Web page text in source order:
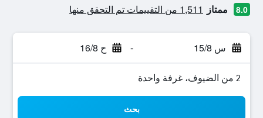
8.0 ممتاز 1,511 من التقييمات تم التحقق منها
س 15/8 - ح 16/8
2 من الضيوف، غرفة واحدة
بحث